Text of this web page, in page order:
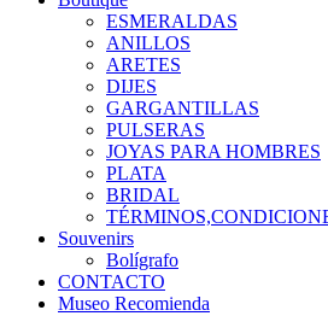
ESMERALDAS
ANILLOS
ARETES
DIJES
GARGANTILLAS
PULSERAS
JOYAS PARA HOMBRES
PLATA
BRIDAL
Souvenirs
Bolígrafo
CONTACTO
Museo Recomienda